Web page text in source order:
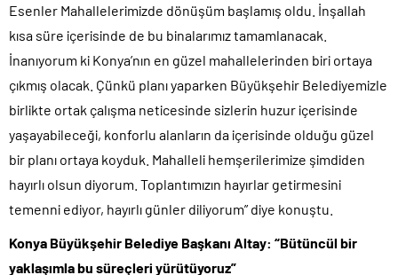
Esenler Mahallelerimizde dönüşüm başlamış oldu. İnşallah
kısa süre içerisinde de bu binalarımız tamamlanacak.
İnanıyorum ki Konya’nın en güzel mahallelerinden biri ortaya
çıkmış olacak. Çünkü planı yaparken Büyükşehir Belediyemizle
birlikte ortak çalışma neticesinde sizlerin huzur içerisinde
yaşayabileceği, konforlu alanların da içerisinde olduğu güzel
bir planı ortaya koyduk. Mahalleli hemşerilerimize şimdiden
hayırlı olsun diyorum. Toplantımızın hayırlar getirmesini
temenni ediyor, hayırlı günler diliyorum” diye konuştu.
Konya Büyükşehir Belediye Başkanı Altay: “Bütüncül bir
yaklaşımla bu süreçleri yürütüyoruz”